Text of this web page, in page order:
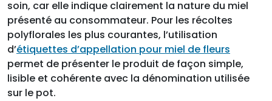
soin, car elle indique clairement la nature du miel
présenté au consommateur. Pour les récoltes
polyflorales les plus courantes, l’utilisation
d’étiquettes d’appellation pour miel de fleurs
permet de présenter le produit de façon simple,
lisible et cohérente avec la dénomination utilisée
sur le pot.